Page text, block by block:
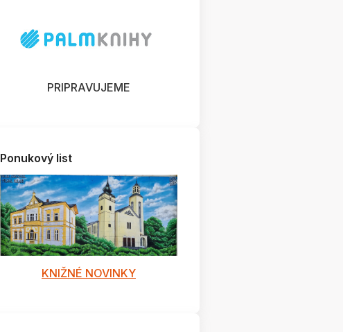
PRIPRAVUJEME
Ponukový list
KNIŽNÉ NOVINKY